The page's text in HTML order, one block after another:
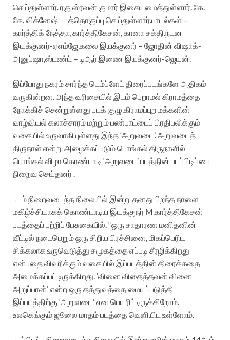
செய்துள்ளார். ரகு ஸ்ரவன் குமார் இசையமைத்துள்ளார். கே.
கே. விக்னேஷ் படத்தொகுப்பு செய்துள்ளார்.பாடல்கள் –
கார்த்திக் நேத்தா, கார்த்திகேசன், கானா சக்தி.நடன
இயக்குனர்-ஏஎம்ஜே,கலை இயக்குனர் – ஜோதின் விஷாக்-
அனுப்ஷா,ஸ்டண்ட் – டிஆர்.இணை இயக்குனர்-ஜெயன்.
இப்போது நகரம் சார்ந்த டெம்ப்ளேட் திரைப்படங்களே அதிகம்
வருகின்றன. அந்த வரிசையில் இடம் பெறாமல் கிராமத்தை
நோக்கிச் சென்றுள்ளது படக் குழு.கிராமப்புற மக்களின்
வாழ்வியல் கலாச்சாரம் மற்றும் பண்பாட்டைப் பிரதிபலிக்கும்
வகையில் உருவாகியுள்ளது இந்த ‘அறுவடை’. அறுவடைத்
திருநாள் என்று அழைக்கப்படும் பொங்கல் திருநாளில்
பொங்கல் விழா கொண்டாடி ‘அறுவடை’ படத்தின் படப்பிடிப்பை
நிறைவு செய்தனர் .
படம் நிறைவடைந்த நிலையில் இன்று தனது பிறந்த நாளை
மகிழ்ச்சியாகக் கொண்டாடிய இயக்குநர் M.கார்த்திகேசன்
படத்தைப் பற்றிப் பேசுகையில், “ஒரு சாதாரண மனிதனின்
வீட்டில் நடைபெறும் ஒரு சிறிய பிரச்சினை, மிகப்பெரிய
சிக்கலாக உருவெடுத்து சமூகத்தை எப்படி சீரழிக்கிறது
என்பதை விவரிக்கும் வகையில் இப்படத்தின் திரைக்கதை
அமைக்கப்பட்டிருக்கிறது. ‘வினை விதைத்தவன் வினை
அறுப்பான்’ என்ற ஒரு தத்துவத்தை மையப்படுத்தி
இப்படத்திற்கு ‘அறுவடை’ என பெயரிட்டிருக்கிறோம்.
உலகெங்கும் ஜூலை மாதம் படத்தை வெளியிட உள்ளோம்.